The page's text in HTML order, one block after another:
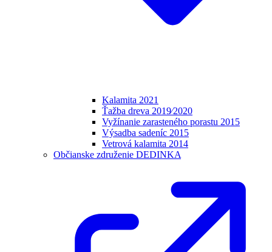
Kalamita 2021
Ťažba dreva 2019⁄2020
Vyžínanie zarasteného porastu 2015
Výsadba sadeníc 2015
Vetrová kalamita 2014
Občianske združenie DEDINKA